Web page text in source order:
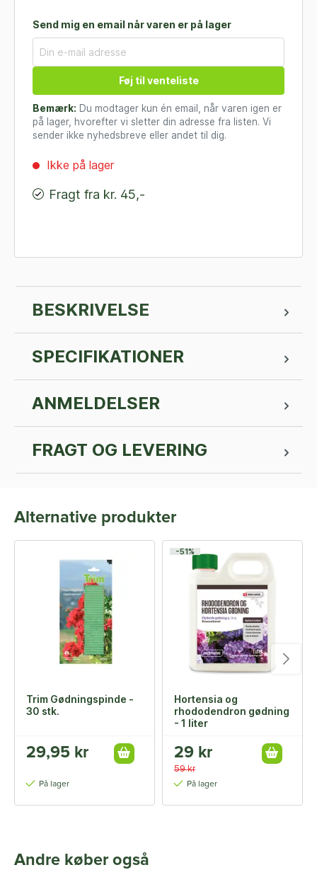
Send mig en email når varen er på lager
Føj til venteliste
Bemærk: Du modtager kun én email, når varen igen er
på lager, hvorefter vi sletter din adresse fra listen. Vi
sender ikke nyhedsbreve eller andet til dig.
Ikke på lager
Fragt fra kr. 45,-
BESKRIVELSE
SPECIFIKATIONER
ANMELDELSER
FRAGT OG LEVERING
Alternative produkter
Trim Gødningspinde -
30 stk.
29,95 kr
På lager
-51%
Hortensia og
rhododendron gødning
- 1 liter
29 kr
59 kr
På lager
Andre køber også